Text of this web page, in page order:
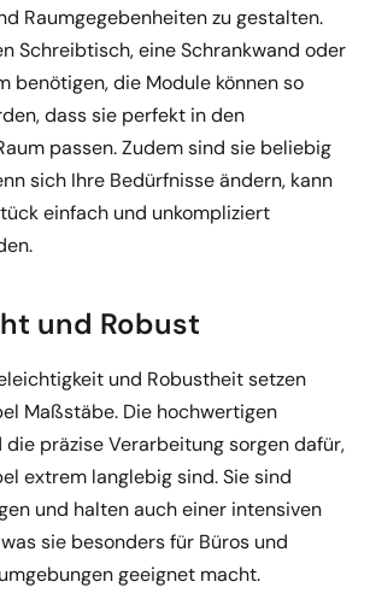
Raumgegebenheiten zu gestalten.
Schreibtisch, eine Schrankwand oder
benötigen, die Module können so
dass sie perfekt in den
passen. Zudem sind sie beliebig
sich Ihre Bedürfnisse ändern, kann
einfach und unkompliziert
und Robust
und Robustheit setzen
Maßstäbe. Die hochwertigen
präzise Verarbeitung sorgen dafür,
extrem langlebig sind. Sie sind
und halten auch einer intensiven
sie besonders für Büros und
geeignet macht.